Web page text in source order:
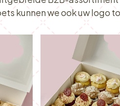
kunnen we ook uw logo